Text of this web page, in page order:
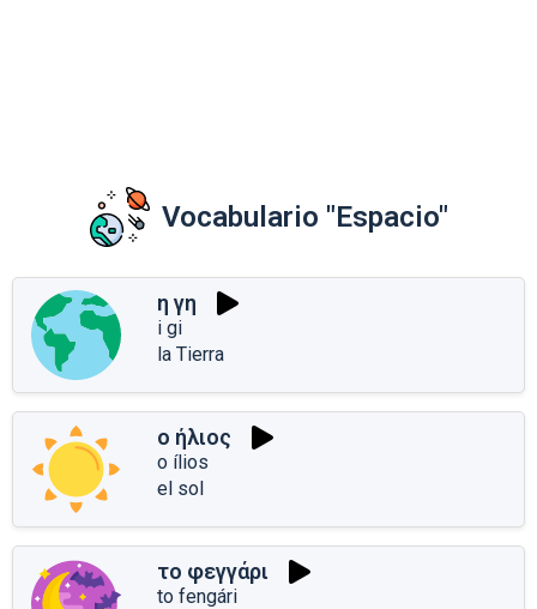
Vocabulario "Espacio"
η γη
i gi
la Tierra
ο ήλιος
o ílios
el sol
το φεγγάρι
to fengári